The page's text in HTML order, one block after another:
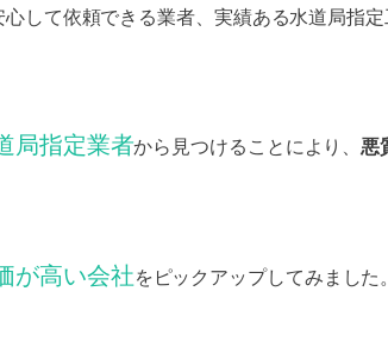
して依頼できる業者、実績ある水道局指定
局指定業者から見つけることにより、 悪
が高い会社をピックアップしてみました